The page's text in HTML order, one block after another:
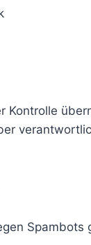
Kontrolle